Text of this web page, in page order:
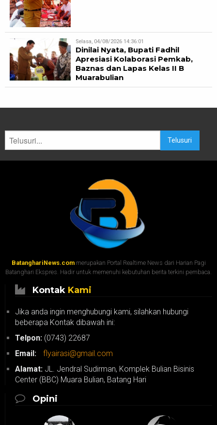
Selasa, 04/08/2026 14:36:01
Dinilai Nyata, Bupati Fadhil
Apresiasi Kolaborasi Pemkab,
Baznas dan Lapas Kelas II B
Muarabulian
Telusuri
BatanghariNews.commerupakan Portal Realtime News dari Harian Pagi
Batanghari Ekspres. Hadir untuk memenuhi kebutuhan berita terkini pembaca.
Kontak Kami
Jika anda ingin menghubungi kami, silahkan hubungi
beberapa Kontak dibawah ini:
Telpon: (0743) 22687
Email:
flyairasi@gmail.com
Alamat: JL. Jendral Sudirman, Komplek Bulian Bisinis
Center (BBC) Muara Bulian, Batang Hari
Opini